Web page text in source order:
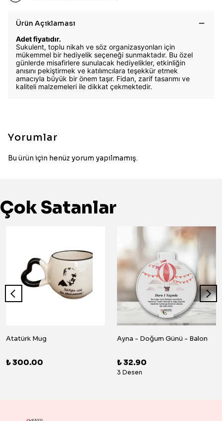
Ürün Açıklaması
Adet fiyatıdır.
Sukulent, toplu nikah ve söz organizasyonları için
mükemmel bir hediyelik seçeneği sunmaktadır. Bu özel
günlerde misafirlere sunulacak hediyelikler, etkinliğin
anısını pekiştirmek ve katılımcılara teşekkür etmek
amacıyla büyük bir önem taşır. Fidan, zarif tasarımı ve
kaliteli malzemeleri ile dikkat çekmektedir.
Yorumlar
Bu ürün için henüz yorum yapılmamış.
Çok Satanlar
Atatürk Mug
₺ 300.00
Ayna - Doğum Günü - Balon
₺ 32.90
3 Desen